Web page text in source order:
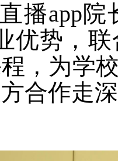
播app
优势，
，为学
合作走